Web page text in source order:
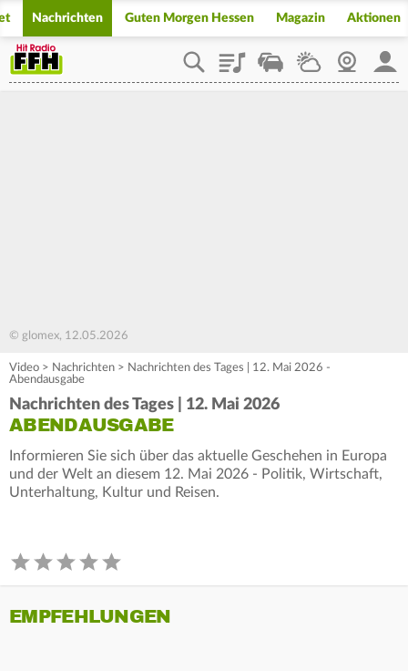
Nachrichten Guten Morgen Hessen Magazin Aktionen
PlaylistStaupilotWetterWebcam
© glomex, 12.05.2026
Video > Nachrichten > Nachrichten des Tages | 12. Mai 2026 -
Abendausgabe
Nachrichten des Tages | 12. Mai 2026
ABENDAUSGABE
Informieren Sie sich über das aktuelle Geschehen in Europa
und der Welt an diesem 12. Mai 2026 - Politik, Wirtschaft,
Unterhaltung, Kultur und Reisen.
EMPFEHLUNGEN